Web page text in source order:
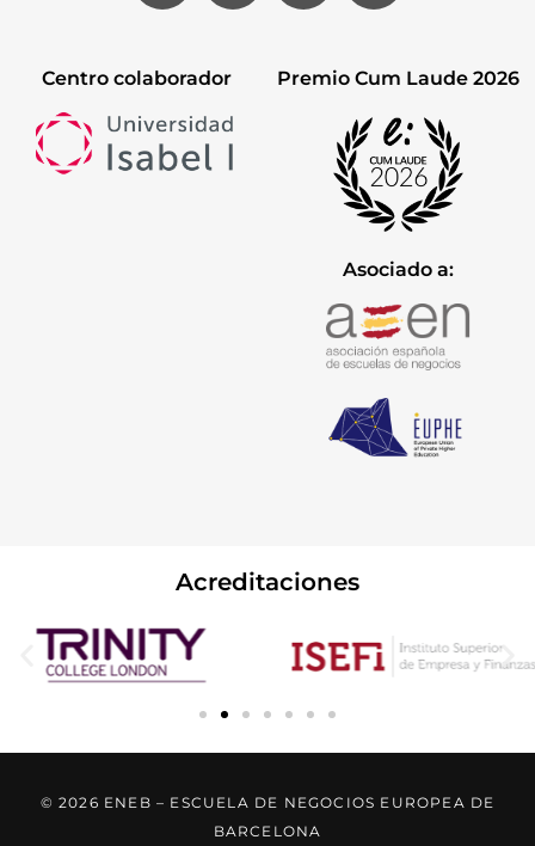
Centro colaborador Premio Cum Laude 2026
Asociado a:
Acreditaciones
© 2026 ENEB – ESCUELA DE NEGOCIOS EUROPEA DE
BARCELONA